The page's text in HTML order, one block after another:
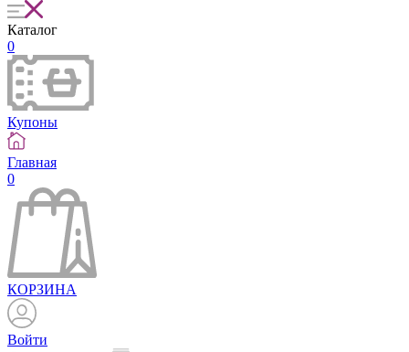
Каталог
0
Купоны
Главная
0
КОРЗИНА
Войти